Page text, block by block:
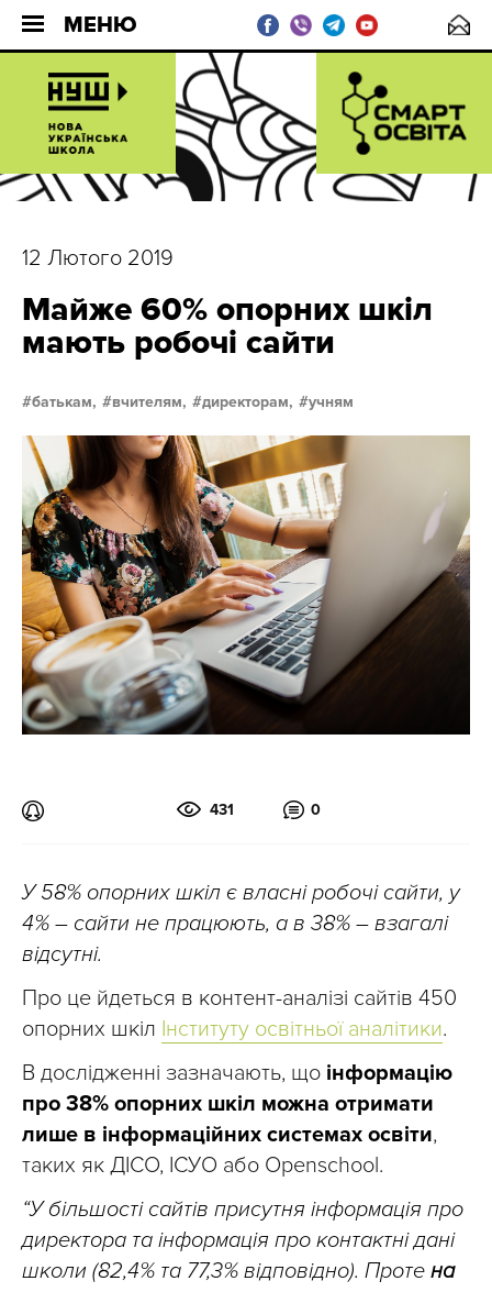
МЕНЮ
12 Лютого 2019
Майже 60% опорних шкіл
мають робочі сайти
батькам, вчителям, директорам, учням
431 0
У 58% опорних шкіл є власні робочі сайти, у
4% – сайти не працюють, а в 38% – взагалі
відсутні.
Про це йдеться в контент-аналізі сайтів 450
опорних шкіл Інституту освітньої аналітики.
В дослідженні зазначають, що інформацію
про 38% опорних шкіл можна отримати
лише в інформаційних системах освіти,
таких як ДІСО, ІСУО або Openschool.
“У більшості сайтів присутня інформація про
директора та інформація про контактні дані
школи (82,4% та 77,3% відповідно). Проте на